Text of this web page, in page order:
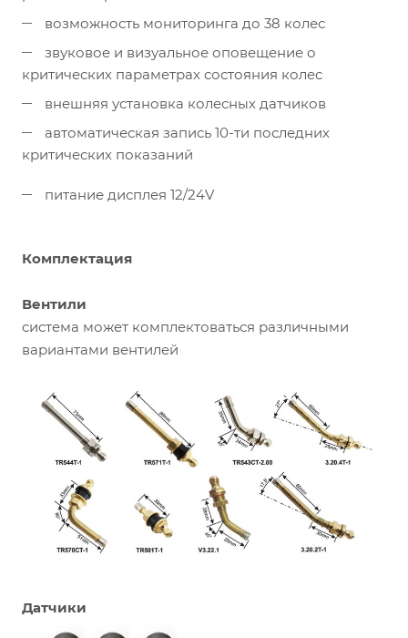
возможность мониторинга до 38 колес
звуковое и визуальное оповещение о
критических параметрах состояния колес
внешняя установка колесных датчиков
автоматическая запись 10-ти последних
критических показаний
питание дисплея 12/24V
Комплектация
Вентили
система может комплектоваться различными
вариантами вентилей
Датчики